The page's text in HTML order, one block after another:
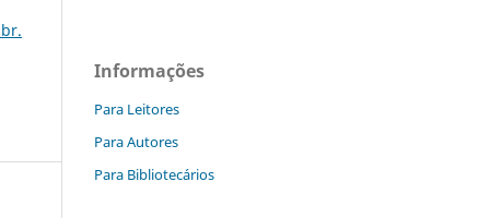
Informações
Para Leitores
Para Autores
Para Bibliotecários